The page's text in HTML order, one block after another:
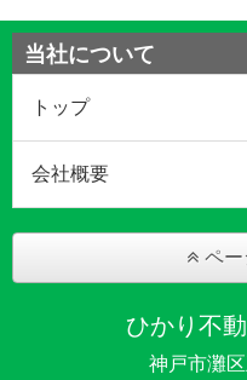
当社について
トップ
会社概要
ペー
ひかり不
神戸市灘